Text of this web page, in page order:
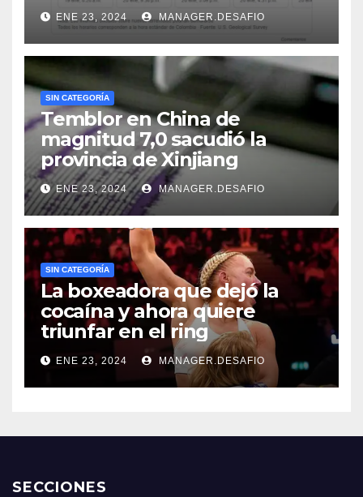
ENE 23, 2024 MANAGER.DESAFIO
SIN CATEGORÍA
Temblor en China de
magnitud 7,0 sacudió la
provincia de Xinjiang
ENE 23, 2024 MANAGER.DESAFIO
SIN CATEGORÍA
La boxeadora que dejó la
cocaína y ahora quiere
triunfar en el ring​
ENE 23, 2024 MANAGER.DESAFIO
SECCIONES